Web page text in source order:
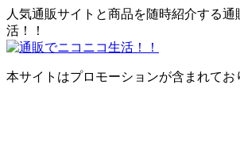
人気通販サイトと商品を随時紹介する通
活！！
本サイトはプロモーションが含まれてお